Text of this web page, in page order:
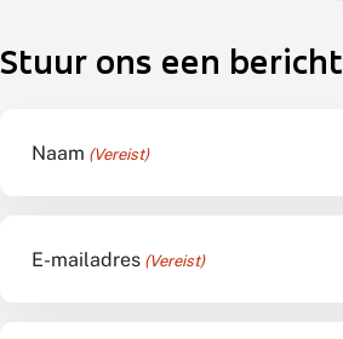
Stuur ons een bericht
Naam (Vereist)
E-mailadres (Vereist)